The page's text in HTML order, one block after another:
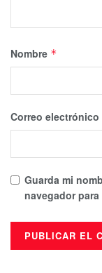
Nombre *
Correo electrónico
Guarda mi
navegador